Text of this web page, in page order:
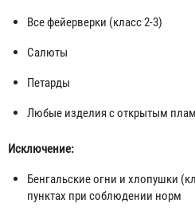
Все фейерверки (класс 2-3)
Салюты
Петарды
Любые изделия с открытым
Исключение:
Бенгальские огни и хлопушки
пунктах при соблюдении норм